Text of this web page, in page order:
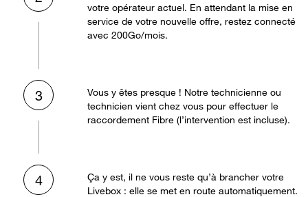
votre opérateur actuel. En attendant la mise en
service de votre nouvelle offre, restez connecté
avec 200Go/mois.
3
Vous y êtes presque ! Notre technicienne ou
technicien vient chez vous pour effectuer le
raccordement Fibre (l’intervention est incluse).
4
Ça y est, il ne vous reste qu’à brancher votre
Livebox : elle se met en route automatiquement.